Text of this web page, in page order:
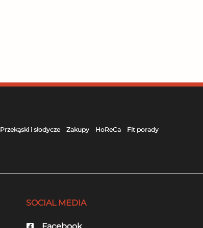
Przekąski i słodycze Zakupy HoReCa Fit porady
SOCIAL MEDIA